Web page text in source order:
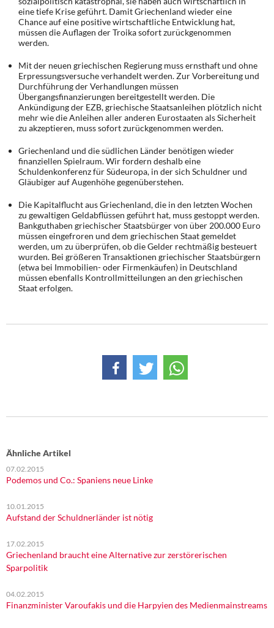
eine tiefe Krise geführt. Damit Griechenland wieder eine
Chance auf eine positive wirtschaftliche Entwicklung hat,
müssen die Auflagen der Troika sofort zurückgenommen
werden.
Mit der neuen griechischen Regierung muss ernsthaft und ohne
Erpressungsversuche verhandelt werden. Zur Vorbereitung und
Durchführung der Verhandlungen müssen
Übergangsfinanzierungen bereitgestellt werden. Die
Ankündigung der EZB, griechische Staatsanleihen plötzlich nicht
mehr wie die Anleihen aller anderen Eurostaaten als Sicherheit
zu akzeptieren, muss sofort zurückgenommen werden.
Griechenland und die südlichen Länder benötigen wieder
finanziellen Spielraum. Wir fordern deshalb eine
Schuldenkonferenz für Südeuropa, in der sich Schuldner und
Gläubiger auf Augenhöhe gegenüberstehen.
Die Kapitalflucht aus Griechenland, die in den letzten Wochen
zu gewaltigen Geldabflüssen geführt hat, muss gestoppt werden.
Bankguthaben griechischer Staatsbürger von über 200.000 Euro
müssen eingefroren und dem griechischen Staat gemeldet
werden, um zu überprüfen, ob die Gelder rechtmäßig besteuert
wurden. Bei größeren Transaktionen griechischer Staatsbürgern
(etwa bei Immobilien- oder Firmenkäufen) in Deutschland
müssen ebenfalls Kontrollmitteilungen an den griechischen
Staat erfolgen.
Ähnliche Artikel
07.02.2015
Podemos und Co.: Spaniens neue Linke
10.01.2015
Aufstand der Schuldnerländer ist nötig
17.02.2015
Griechenland braucht eine Alternative zur zerstörerischen
Sparpolitik
04.02.2015
Finanzminister Varoufakis und die Harpyien des Medienmainstreams